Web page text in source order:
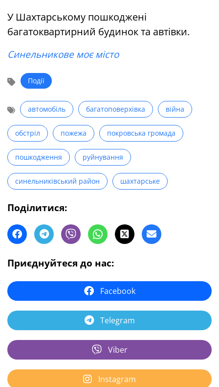
У Шахтарському пошкоджені
багатоквартирний будинок та автівки.
Синельникове моє місто
Події
автомобіль багатоповерхівка війна
обстріл пожежа покровська громада
пошкодження руйнування
синельниківський район шахтарське
Поділитися:
Приєднуйтеся до нас:
Facebook
Telegram
Viber
Instagram